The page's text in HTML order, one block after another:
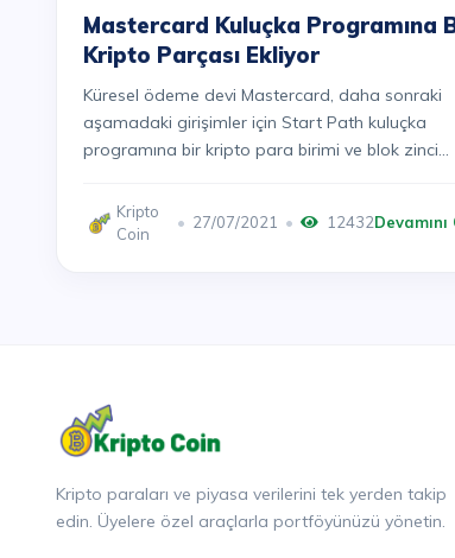
Mastercard Kuluçka Programına
Kripto Parçası Ekliyor
Küresel ödeme devi Mastercard, daha sonraki
aşamadaki girişimler için Start Path kuluçka
programına bir kripto para birimi ve blok zinci...
Kripto
Coin
27/07/2021 12432Devamını
Kripto paraları ve piyasa verilerini tek yerden takip
edin. Üyelere özel araçlarla portföyünüzü yönetin.